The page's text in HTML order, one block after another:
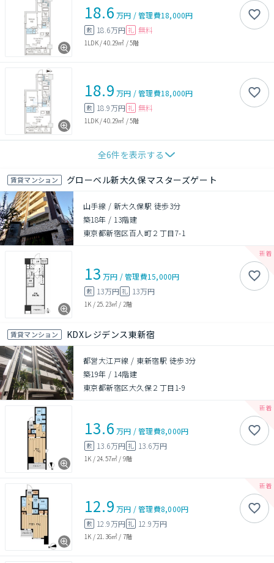
18.6 万円 /管理費18,000円
敷 18.6万円 礼 無料
1LDK/40.29㎡ /5階
18.9 万円 /管理費18,000円
敷 18.9万円 礼 無料
1LDK/40.29㎡ /5階
全6件を表示する
賃貸マンション グローベル新大久保マスターズゲート
山手線 / 新大久保駅 徒歩3分
築18年 / 13階建
東京都新宿区百人町２丁目7-1
13 万円 /管理費15,000円
敷 13万円 礼 13万円
1K / 25.23㎡ / 2階
賃貸マンション KDXレジデンス東新宿
都営大江戸線 / 東新宿駅 徒歩3分
築19年 / 14階建
東京都新宿区大久保２丁目1-9
13.6 万円 /管理費8,000円
敷 13.6万円 礼 13.6万円
1K / 24.57㎡ / 9階
12.9 万円 /管理費8,000円
敷 12.9万円 礼 12.9万円
1K / 21.36㎡ / 7階